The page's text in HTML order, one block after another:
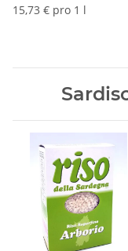
15,73 € pro 1 l